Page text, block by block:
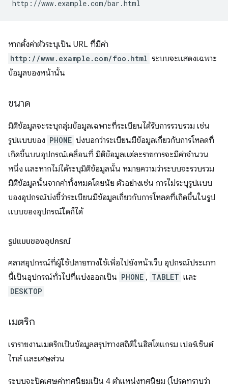
หากตั้งค่าตัวระบุเป็น URL ที่มีค่า
http://www.example.com/foo.html ระบบจะแสดงเฉพาะ
ข้อมูลของหน้านั้น
ขนาด
มิติข้อมูลจะระบุกลุ่มข้อมูลเฉพาะที่ระเบียนได้รับการรวบรวม เช่น
รูปแบบของ PHONE บ่งบอกว่าระเบียนมีข้อมูลเกี่ยวกับการโหลดที่
เกิดขึ้นบนอุปกรณ์เคลื่อนที่ มิติข้อมูลแต่ละรายการจะมีค่าจํานวน
หนึ่ง และหากไม่ได้ระบุมิติข้อมูลนั้น หมายความว่าระบบจะรวบรวม
มิติข้อมูลนั้นจากค่าทั้งหมดโดยนัย ตัวอย่างเช่น การไม่ระบุรูปแบบ
ของอุปกรณ์บ่งชี้ว่าระเบียนมีข้อมูลเกี่ยวกับการโหลดที่เกิดขึ้นในรูป
แบบของอุปกรณ์ใดก็ได้
รูปแบบของอุปกรณ์
คลาสอุปกรณ์ที่ผู้ใช้ปลายทางใช้เพื่อไปยังหน้าเว็บ อุปกรณ์ประเภท
นี้เป็นอุปกรณ์ทั่วไปที่แบ่งออกเป็น PHONE , TABLET และ
DESKTOP
เมตริก
เรารายงานเมตริกเป็นข้อมูลสรุปทางสถิติในฮิสโตแกรม เปอร์เซ็นต์
ไทล์ และเศษส่วน
ระบบจะปัดเศษค่าทศนิยมเป็น 4 ตำแหน่งทศนิยม (โปรดทราบว่า